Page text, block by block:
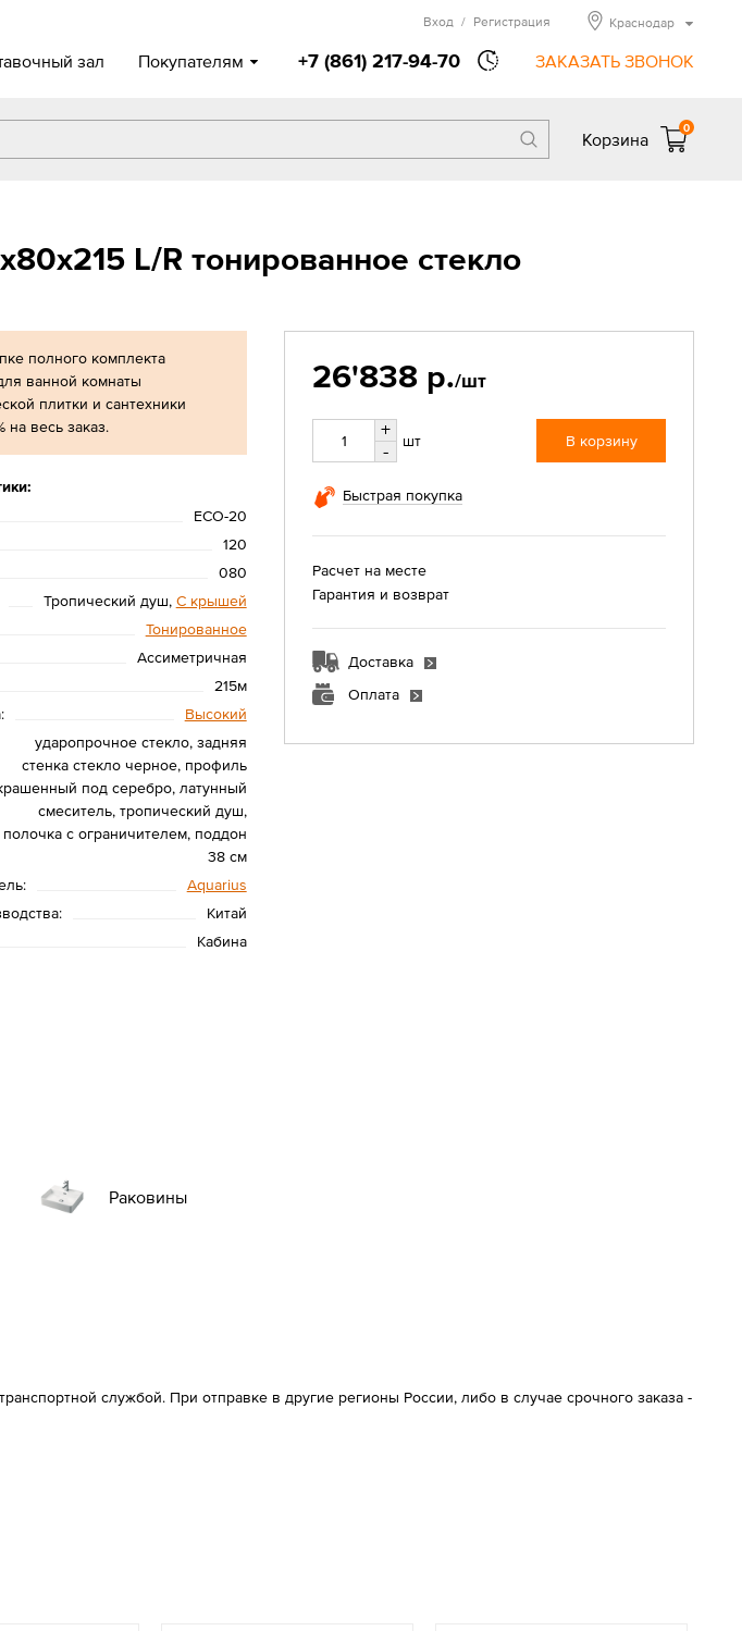
зал Покупателям +7 (861) 217-94-70 ЗАКАЗАТЬ ЗВОНОК
Вход / Регистрация Краснодар
Корзина
0
L/R тонированное стекло
полного комплекта
ванной комнаты
плитки и сантехники
на весь заказ.
ЕСО-20
120
080
Тропический душ, С крышей
Тонированное
Ассиметричная
215м
Высокий
ударопрочное стекло, задняя
стенка стекло черное, профиль
под серебро, латунный
смеситель, тропический душ,
полочка с ограничителем, поддон
38 см
Aquarius
Китай
Кабина
26'838 р./шт
+
-
шт В корзину
Быстрая покупка
Расчет на месте
Гарантия и возврат
Доставка
Оплата
Раковины
службой. При отправке в другие регионы России, либо в случае срочного заказа -